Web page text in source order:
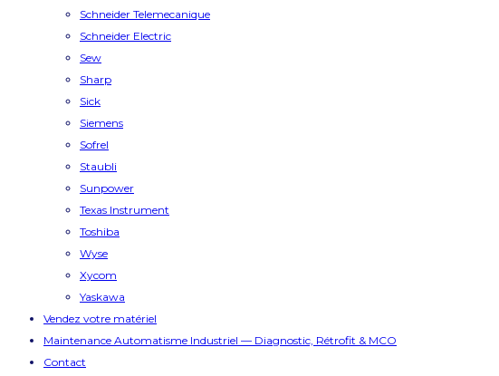
Schneider Telemecanique
Schneider Electric
Sew
Sharp
Sick
Siemens
Sofrel
Staubli
Sunpower
Texas Instrument
Toshiba
Wyse
Xycom
Yaskawa
Vendez votre matériel
Maintenance Automatisme Industriel — Diagnostic, Rétrofit & MCO
Contact